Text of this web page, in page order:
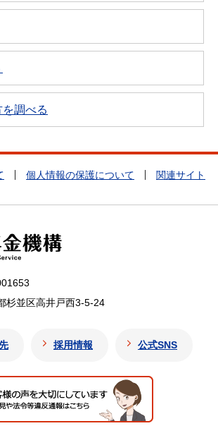
調べる
個人情報の保護について 関連サイト
杉並区高井戸西3-5-24
採用情報 公式SNS